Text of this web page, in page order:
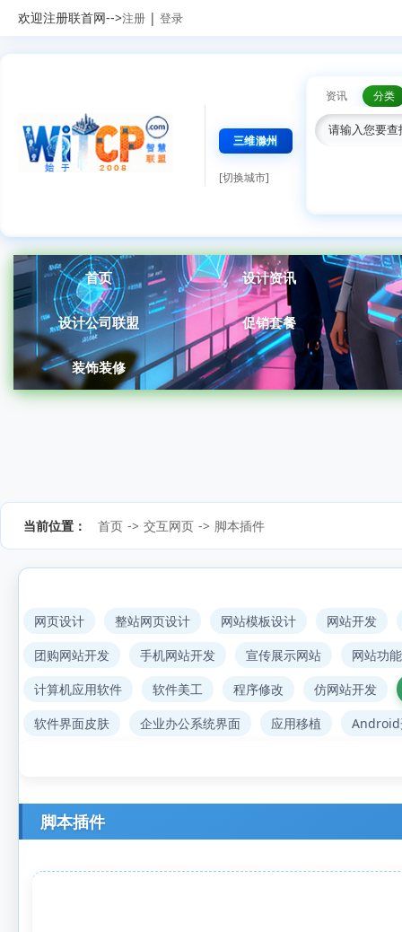
欢迎注册联首网-->注册 | 登录
三维滁州
[切换城市]
资讯 分类
首页 设计资讯
设计公司联盟 促销套餐
装饰装修
当前位置： 首页 -> 交互网页 -> 脚本插件
网页设计 整站网页设计 网站模板设计
网站开发
团购网站开发
手机网站开发 宣传展示网站
网站功
计算机应用软件
软件美工 程序修改
仿网站开发
软件界面皮肤
企业办公系统界面 应用移植 Android
脚本插件